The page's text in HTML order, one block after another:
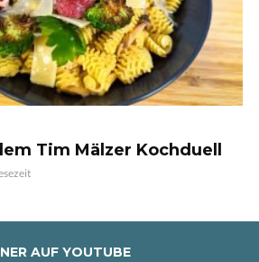
Tim Mälzer Kochduell
AUF YOUTUBE